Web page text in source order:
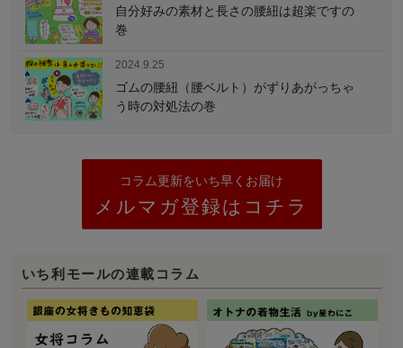
自分好みの素材と長さの腰紐は超楽ですの
巻
2024.9.25
ゴムの腰紐（腰ベルト）がずりあがっちゃ
う時の対処法の巻
コラム更新をいち早くお届け
メルマガ登録はコチラ
いち利モールの連載コラム